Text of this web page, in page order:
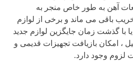
آهن به طور خاص منجر به
باقی می ماند و برخی از لوازم
گذشت زمان جایگزین لوازم جدید
، امکان بازیافت تجهیزات قدیمی و
لزوم وجود دارد.